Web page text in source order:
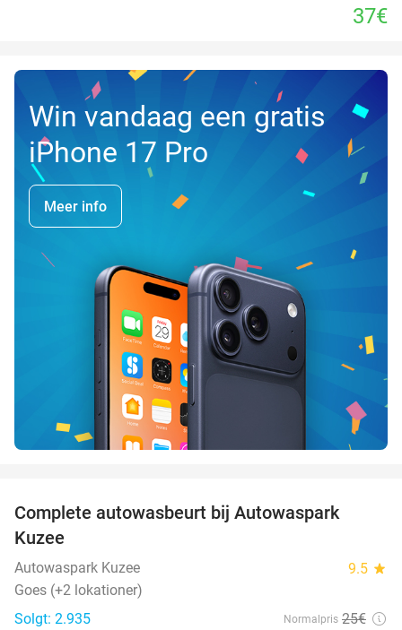
37€
Win vandaag een gratis
iPhone 17 Pro
Meer info
Complete autowasbeurt bij Autowaspark
Kuzee
Autowaspark Kuzee 9.5 star
Goes (+2 lokationer)
Solgt: 2.935
Normalpris 25€